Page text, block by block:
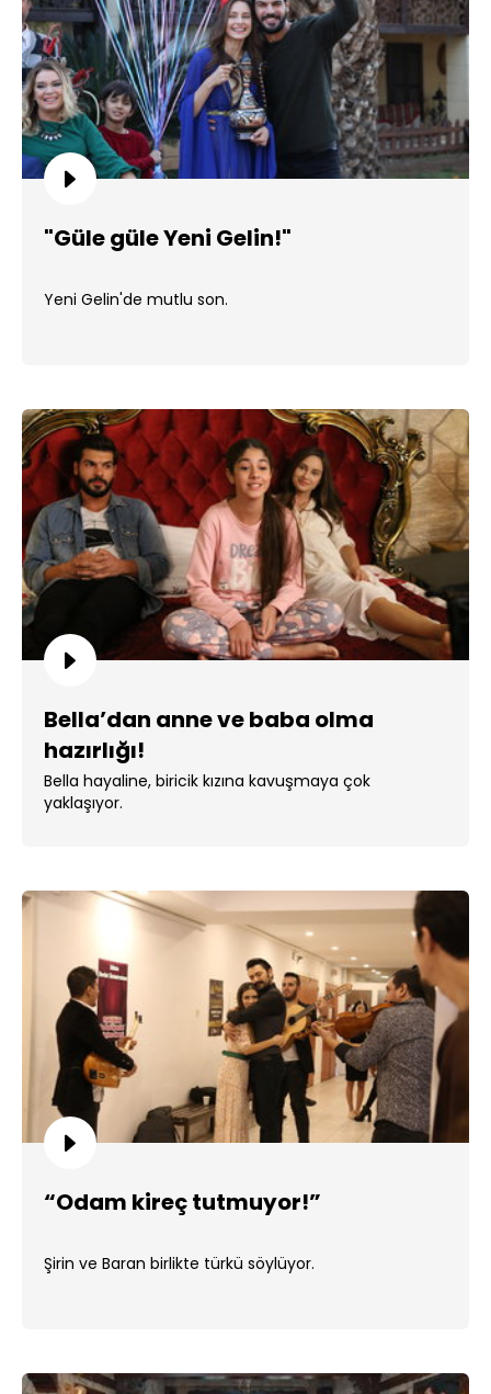
"Güle güle Yeni Gelin!"
Yeni Gelin'de mutlu son.
Bella’dan anne ve baba olma
hazırlığı!
Bella hayaline, biricik kızına kavuşmaya çok
yaklaşıyor.
“Odam kireç tutmuyor!”
Şirin ve Baran birlikte türkü söylüyor.